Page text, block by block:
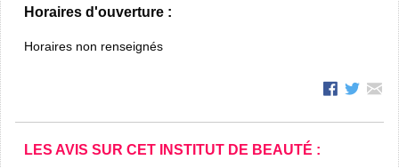
Horaires d'ouverture :
Horaires non renseignés
LES AVIS SUR CET INSTITUT DE BEAUTÉ :